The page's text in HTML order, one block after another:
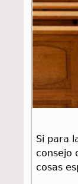
Si para
consejo
cosas